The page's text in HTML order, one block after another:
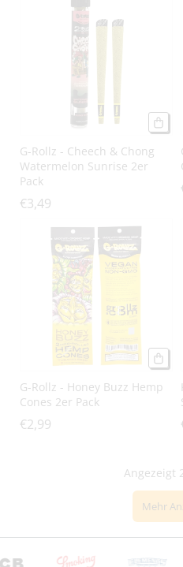
G-Rollz - Cheech & Chong
Watermelon Sunrise 2er
Pack
€3,49
G-Rollz - Honey Buzz Hemp
Cones 2er Pack
€2,99
Angezeigt
Mehr